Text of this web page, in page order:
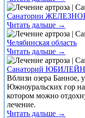
Санатории
Читать дальше →
Челябинская область
Читать дальше →
Санаторий
Вблизи озера Банное,
Южноуральских гор
котором можно
лечение.
Читать дальше →